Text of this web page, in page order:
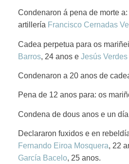
Condenaron á pena de morte
artillería Francisco Cernadas
Cadea perpetua para os
Barros, 24 anos e Jesús
Condenaron a 20 anos de
Pena de 12 anos para: os
Condena de dous anos e un
Declararon fuxidos e en
Fernando Eiroa Mosquera, 22
García Bacelo, 25 anos.